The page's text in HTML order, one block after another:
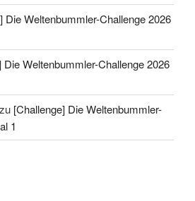
Die Weltenbummler-Challenge 2026
Die Weltenbummler-Challenge 2026
zu [Challenge] Die Weltenbummler-
1